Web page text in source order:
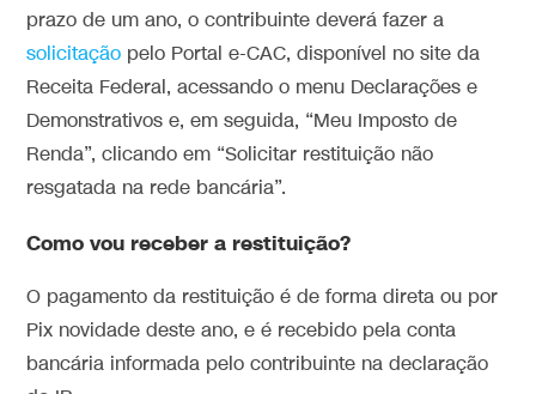
prazo de um ano, o contribuinte deverá fazer a
solicitação pelo Portal e-CAC, disponível no site da
Receita Federal, acessando o menu Declarações e
Demonstrativos e, em seguida, “Meu Imposto de
Renda”, clicando em “Solicitar restituição não
resgatada na rede bancária”.
Como vou receber a restituição?
O pagamento da restituição é de forma direta ou por
Pix novidade deste ano, e é recebido pela conta
bancária informada pelo contribuinte na declaração